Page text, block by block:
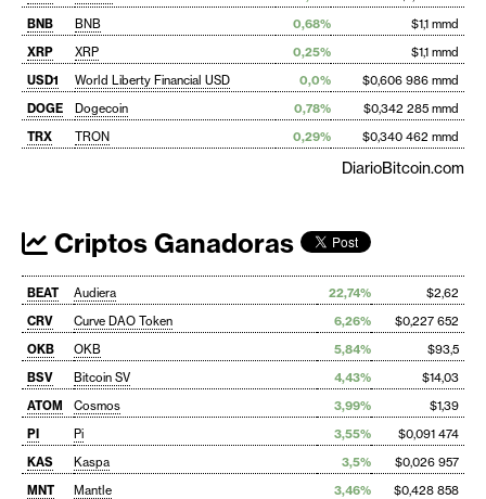
BNB
BNB 0,68%
$1,1 mmd
XRP
XRP 0,25%
$1,1 mmd
USD1
World Liberty Financial USD 0,0%
$0,606 986 mmd
DOGE
Dogecoin 0,78%
$0,342 285 mmd
TRX
TRON 0,29% $0,340 462 mmd
DiarioBitcoin.com
Criptos Ganadoras
BEAT Audiera 22,74%
$2,62
CRV
Curve DAO Token 6,26%
$0,227 652
OKB
OKB 5,84%
$93,5
BSV
Bitcoin SV 4,43%
$14,03
ATOM
Cosmos 3,99%
$1,39
PI
Pi 3,55%
$0,091 474
KAS
Kaspa 3,5%
$0,026 957
MNT
Mantle 3,46%
$0,428 858